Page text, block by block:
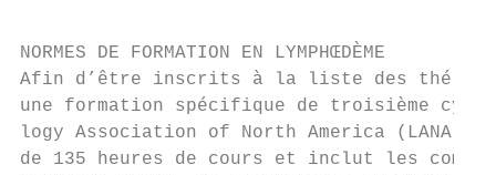
NORMES DE FORMATION EN LYMPHŒDÈME
Afin d’être inscrits à la liste des
une formation spécifique de troisième
logy Association of North America (LANA).
de 135 heures de cours et inclut les